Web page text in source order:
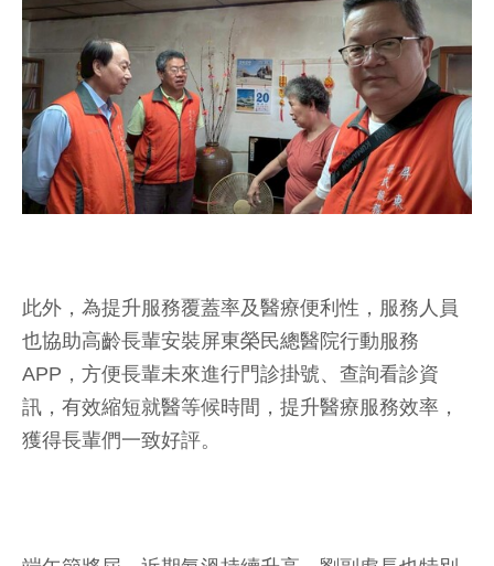
此外，為提升服務覆蓋率及醫療便利性，服務人員
也協助高齡長輩安裝屏東榮民總醫院行動服務
APP，方便長輩未來進行門診掛號、查詢看診資
訊，有效縮短就醫等候時間，提升醫療服務效率，
獲得長輩們一致好評。